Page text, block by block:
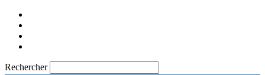
Rechercher